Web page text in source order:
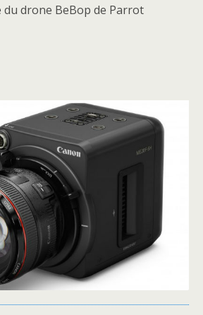
drone BeBop de Parrot